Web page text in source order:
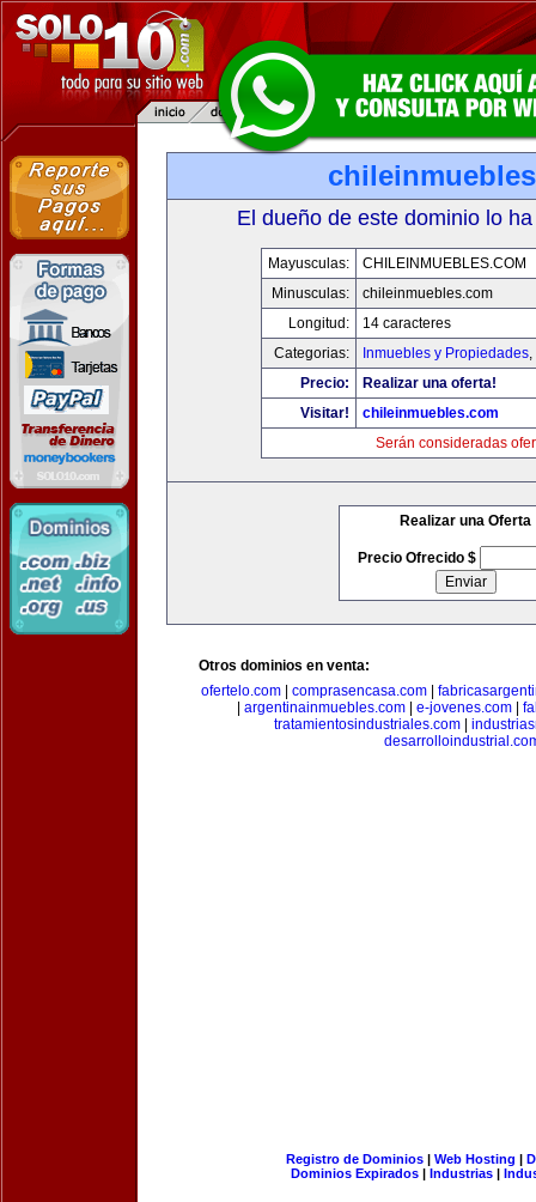
El dueño de este dominio lo
Mayusculas:
CHILEINMUEBLES.COM
Minusculas:
chileinmuebles.com
Longitud:
14 caracteres
Categorias:
Inmuebles y Propiedades,
Precio:
Realizar una oferta!
Visitar!
chileinmuebles.com
Serán consideradas
Realizar una Oferta
Precio Ofrecido $
Otros dominios en venta:
ofertelo.com| comprasencasa.com|
argentinainmuebles.com| e-jovenes.com|
tratamientosindustriales.com
Registro de Dominios| Web Hosting |
Dominios Expirados | Industrias |